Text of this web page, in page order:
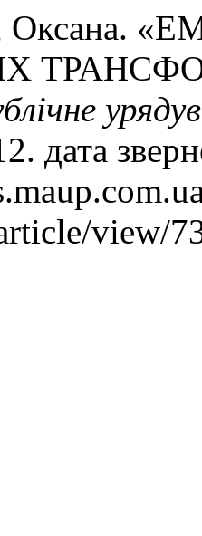
Оксана.
дата
view/